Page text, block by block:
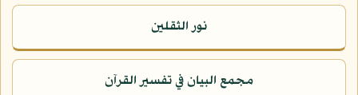
نور الثقلين
مجمع البيان في تفسير القرآن